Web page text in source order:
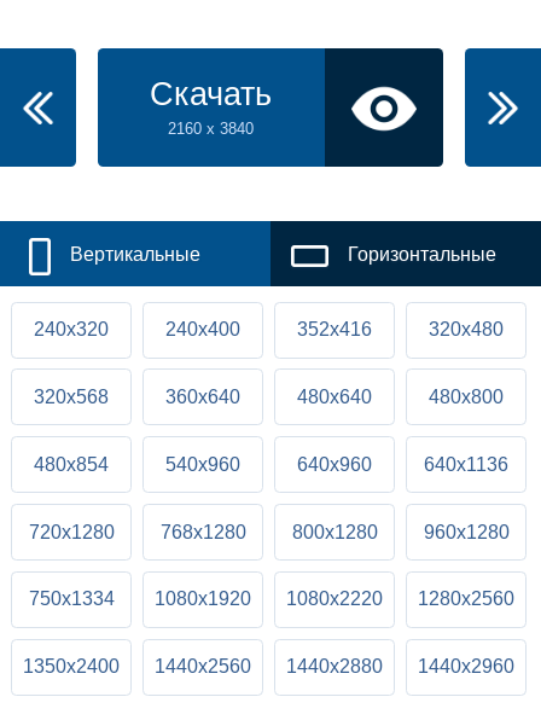
Скачать
2160 x 3840
Вертикальные Горизонтальные
240x320 240x400 352x416 320x480
320x568 360x640 480x640 480x800
480x854 540x960 640x960 640x1136
720x1280 768x1280 800x1280 960x1280
750x1334 1080x1920 1080x2220 1280x2560
1350x2400 1440x2560 1440x2880 1440x2960